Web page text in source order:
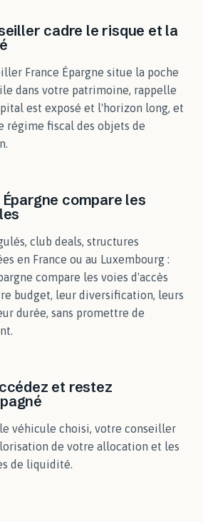
cadre le risque et la
France Épargne situe la poche
dans votre patrimoine, rappelle
est exposé et l'horizon long, et
régime fiscal des objets de
Épargne compare les
club deals, structures
en France ou au Luxembourg :
compare les voies d'accès
budget, leur diversification, leurs
durée, sans promettre de
et restez
véhicule choisi, votre conseiller
de votre allocation et les
de liquidité.